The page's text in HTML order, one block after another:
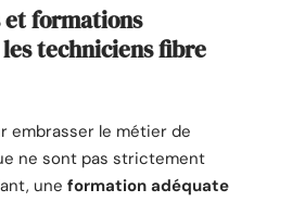
et formations
techniciens fibre
embrasser le métier de
ne sont pas strictement
une formation adéquate